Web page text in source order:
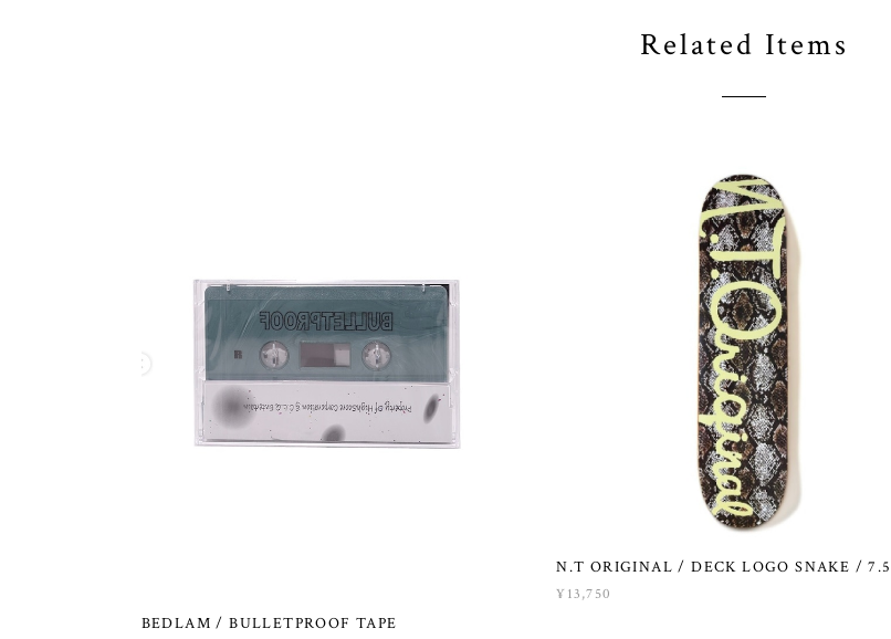
Related Items
BEDLAM / BULLETPROOF TAPE
N.T ORIGINAL / DECK LOGO SNAKE / 7.5
¥13,750